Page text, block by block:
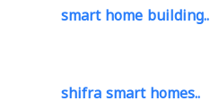
smart home building..
shifra smart homes..